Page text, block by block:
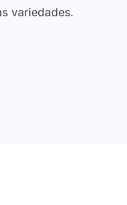
variedades.